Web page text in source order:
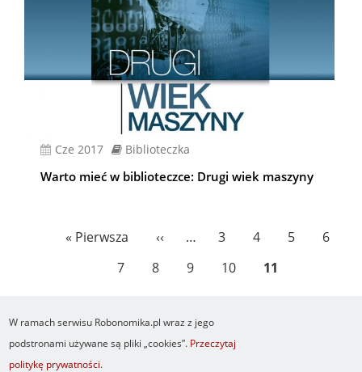
cze 2017 Biblioteczka
Warto mieć w biblioteczce: Drugi wiek maszyny
Pierwsza
« Pierwsza
Poprzednia
strona
‹‹ … Page
3 Page
4 Page
5 Page
6
Page
7 Page
8 Page
9 Page
10
Bieżąca
11
W ramach serwisu Robonomika.pl wraz z jego
podstronami używane są pliki „cookies”. Przeczytaj
politykę prywatności.